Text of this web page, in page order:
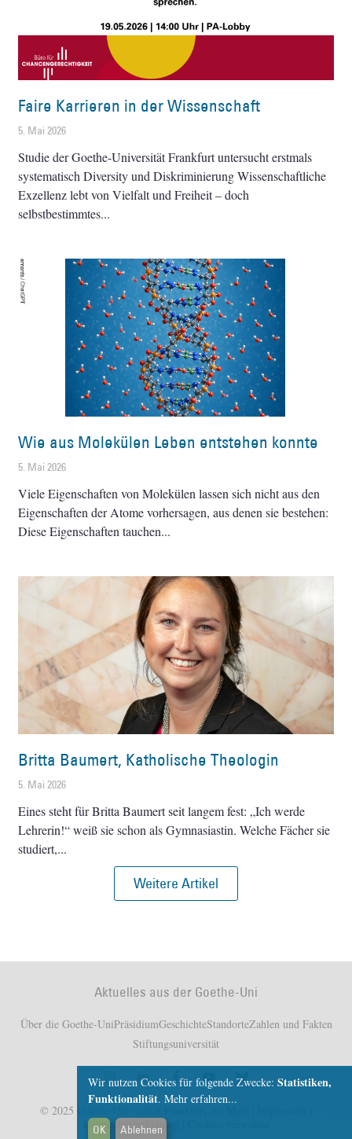
Faire Karrieren in der Wissenschaft
5. Mai 2026
Studie der Goethe-Universität Frankfurt untersucht erstmals
systematisch Diversity und Diskriminierung Wissenschaftliche
Exzellenz lebt von Vielfalt und Freiheit – doch
selbstbestimmtes
Wie aus Molekülen Leben entstehen konnte
5. Mai 2026
Viele Eigenschaften von Molekülen lassen sich nicht aus den
Eigenschaften der Atome vorhersagen, aus denen sie bestehen:
Diese Eigenschaften tauchen
Britta Baumert, Katholische Theologin
5. Mai 2026
Eines steht für Britta Baumert seit langem fest: „Ich werde
Lehrerin!“ weiß sie schon als Gymnasiastin. Welche Fächer sie
studiert,
Weitere Artikel
Aktuelles aus der Goethe-Uni
Über die Goethe-UniPräsidiumGeschichteStandorteZahlen und Fakten
Stiftungsuniversität
© 2025 Goethe-Universität Frankfurt am Main |
Datenschutzerklärung
Wir nutzen Cookies für folgende Zwecke: Statistiken,
Funktionalität. Mehr erfahren...
OK Ablehnen